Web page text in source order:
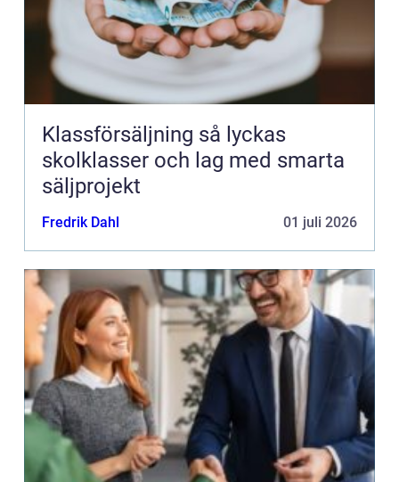
Klassförsäljning så lyckas
skolklasser och lag med smarta
säljprojekt
Fredrik Dahl 01 juli 2026